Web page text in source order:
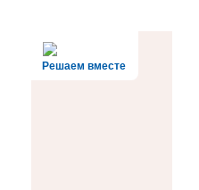
Решаем вместе